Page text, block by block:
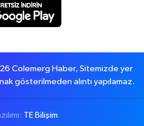
Colemerg Haber, Sitemizde yer
gösterilmeden alıntı yapılamaz.
TE Bilişim